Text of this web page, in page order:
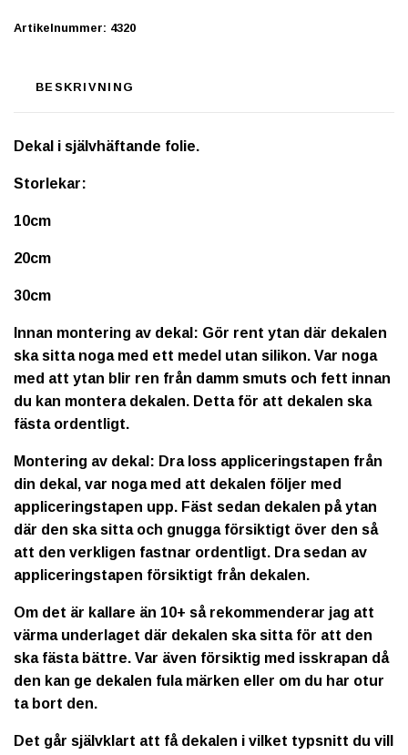
Artikelnummer: 4320
BESKRIVNING
Dekal i självhäftande folie.
Storlekar:
10cm
20cm
30cm
Innan montering av dekal: Gör rent ytan där dekalen
ska sitta noga med ett medel utan silikon. Var noga
med att ytan blir ren från damm smuts och fett innan
du kan montera dekalen. Detta för att dekalen ska
fästa ordentligt.
Montering av dekal: Dra loss appliceringstapen från
din dekal, var noga med att dekalen följer med
appliceringstapen upp. Fäst sedan dekalen på ytan
där den ska sitta och gnugga försiktigt över den så
att den verkligen fastnar ordentligt. Dra sedan av
appliceringstapen försiktigt från dekalen.
Om det är kallare än 10+ så rekommenderar jag att
värma underlaget där dekalen ska sitta för att den
ska fästa bättre. Var även försiktig med isskrapan då
den kan ge dekalen fula märken eller om du har otur
ta bort den.
Det går självklart att få dekalen i vilket typsnitt du vill